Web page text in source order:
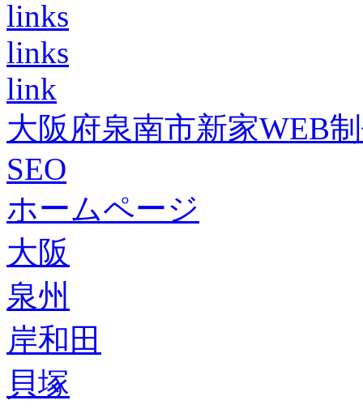
links
links
link
大阪府泉南市新家WEB
SEO
ホームページ
大阪
泉州
岸和田
貝塚